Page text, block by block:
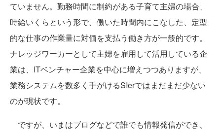
ていません。勤務時間に制約がある子育て主婦の場合、
時給いくらという形で、働いた時間内にこなした、定型
的な仕事の作業量に対価を支払う働き方が一般的です。
ナレッジワーカーとして主婦を雇用して活用している企
業は、ITベンチャー企業を中心に増えつつありますが、
業務システムを数多く手がけるSIerではまだまだ少ない
のが現状です。
ですが、いまはブログなどで誰でも情報発信ができ、